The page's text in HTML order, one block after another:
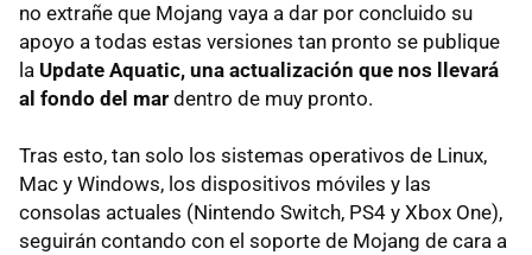
no extrañe que Mojang vaya a dar por concluido su
apoyo a todas estas versiones tan pronto se publique
la Update Aquatic, una actualización que nos llevará
al fondo del mar dentro de muy pronto.
Tras esto, tan solo los sistemas operativos de Linux,
Mac y Windows, los dispositivos móviles y las
consolas actuales (Nintendo Switch, PS4 y Xbox One),
seguirán contando con el soporte de Mojang de cara a